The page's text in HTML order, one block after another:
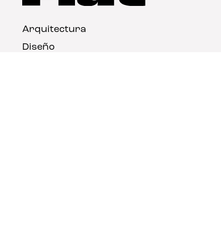
Arquitectura
Diseño